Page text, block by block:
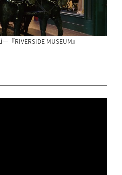
『RIVERSIDE MUSEUM』